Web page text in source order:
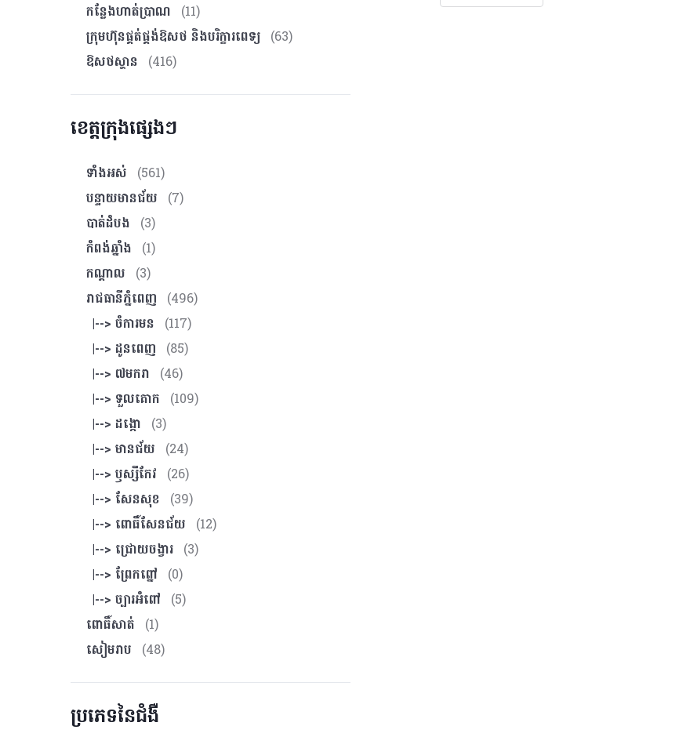
កន្លែងហាត់ប្រាណ
(11)
ក្រុមហ៊ុនផ្គត់ផ្គង់ឱសថ និងបរិក្ខារពេទ្យ (63)
ឱសថស្ថាន
(416)
ខេត្តក្រុងផ្សេងៗ
ទាំងអស់
(561)
បន្ទាយមានជ័យ
(7)
បាត់ដំបង
(3)
កំពង់ឆ្នាំង
(1)
កណ្ដាល
(3)
រាជធានីភ្នំពេញ
(496)
|--> ចំការមន
(117)
|--> ដូនពេញ
(85)
|--> ៧មករា
(46)
|--> ទួលគោក
(109)
|--> ដង្កោ
(3)
|--> មានជ័យ
(24)
|--> ឫស្សីកែវ
(26)
|--> សែនសុខ
(39)
|--> ពោធិ៍សែនជ័យ
(12)
|--> ជ្រោយចង្វារ (3)
|--> ព្រែកព្នៅ
(0)
|--> ច្បារអំពៅ
(5)
ពោធិ៍សាត់
(1)
សៀមរាប
(48)
ប្រភេទនៃជំងឺ